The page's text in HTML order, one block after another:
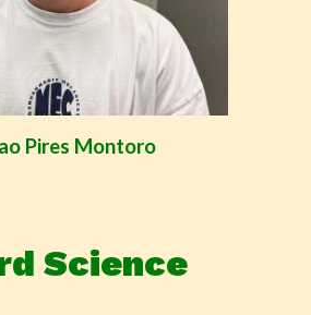
Pires Montoro
Science